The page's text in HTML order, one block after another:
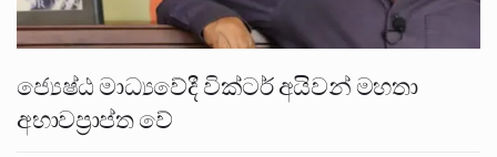
ජ්‍යෙෂ්ඨ මාධ්‍යවේදී වික්ටර් අයිවන් මහතා
අභාවප්‍රාප්ත වේ